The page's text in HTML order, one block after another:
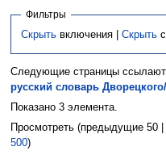
Фильтры
Скрыть включения |Скрыть
Следующие страницы
русский словарь
Показано 3 элемента.
Просмотреть (предыдущие 50
500)